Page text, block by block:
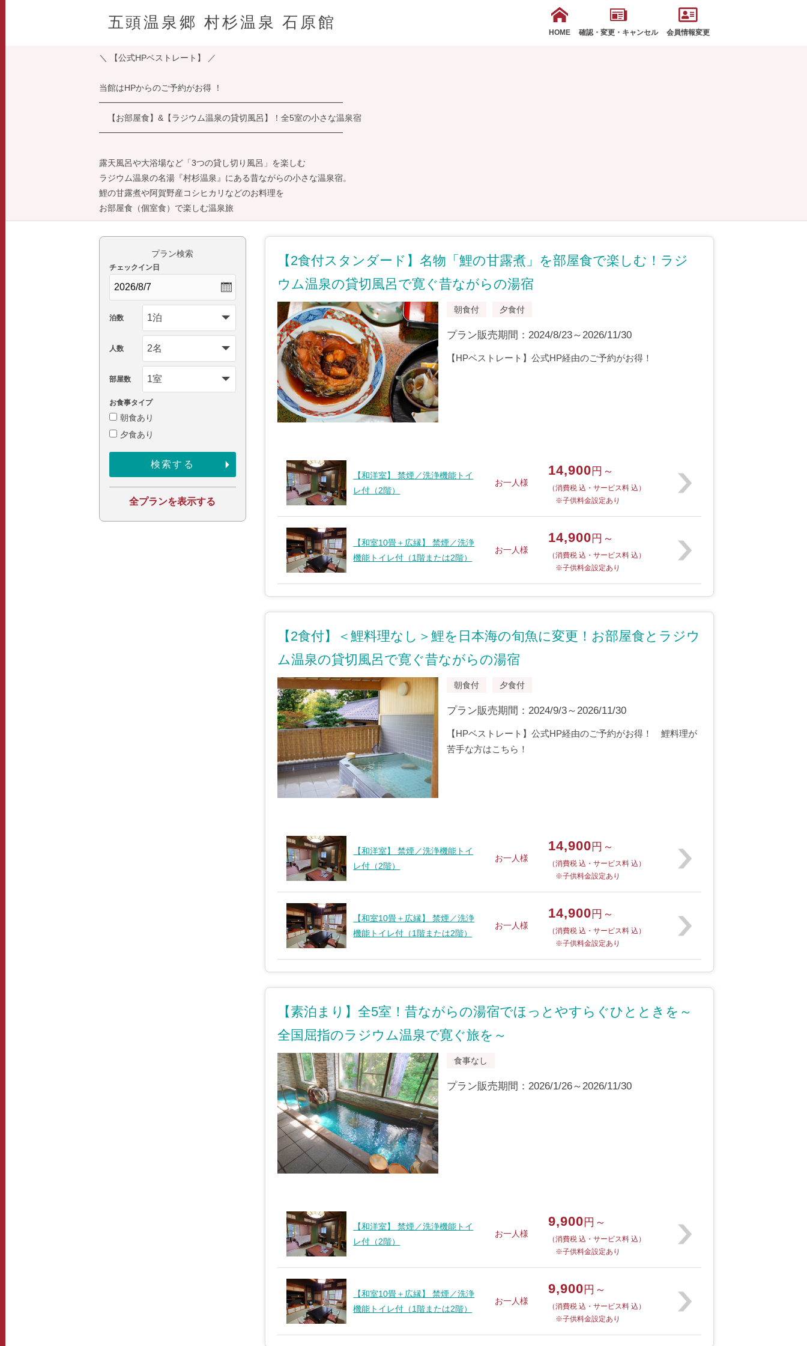
五頭温泉郷 村杉温泉 石原館
HOME 確認・変更・キャンセル 会員情報変更
＼ 【公式HPベストレート】 ／
当館はHPからのご予約がお得 ！
━━━━━━━━━━━━━━━━━━━━━━━━━━━━━
【お部屋食】&【ラジウム温泉の貸切風呂】！全5室の小さな温泉宿
━━━━━━━━━━━━━━━━━━━━━━━━━━━━━
露天風呂や大浴場など「3つの貸し切り風呂」を楽しむ
ラジウム温泉の名湯『村杉温泉』にある昔ながらの小さな温泉宿。
鯉の甘露煮や阿賀野産コシヒカリなどのお料理を
お部屋食（個室食）で楽しむ温泉旅
プラン検索
チェックイン日
泊数
人数
部屋数
お食事タイプ
朝食あり
夕食あり
全プランを表示する
【2食付スタンダード】名物「鯉の甘露煮」を部屋食で楽しむ！ラジ
ウム温泉の貸切風呂で寛ぐ昔ながらの湯宿
朝食付 夕食付
プラン販売期間：2024/8/23～2026/11/30
【HPベストレート】公式HP経由のご予約がお得！
【和洋室】 禁煙／洗浄機能トイ
レ付（2階）
お一人様
14,900 円～
（消費税 込・サービス料 込）
※子供料金設定あり
【和室10畳＋広縁】 禁煙／洗浄
機能トイレ付（1階または2階）
お一人様
14,900 円～
（消費税 込・サービス料 込）
※子供料金設定あり
【2食付】＜鯉料理なし＞鯉を日本海の旬魚に変更！お部屋食とラジウ
ム温泉の貸切風呂で寛ぐ昔ながらの湯宿
朝食付 夕食付
プラン販売期間：2024/9/3～2026/11/30
【HPベストレート】公式HP経由のご予約がお得！ 鯉料理が
苦手な方はこちら！
【和洋室】 禁煙／洗浄機能トイ
レ付（2階）
お一人様
14,900 円～
（消費税 込・サービス料 込）
※子供料金設定あり
【和室10畳＋広縁】 禁煙／洗浄
機能トイレ付（1階または2階）
お一人様
14,900 円～
（消費税 込・サービス料 込）
※子供料金設定あり
【素泊まり】全5室！昔ながらの湯宿でほっとやすらぐひとときを～
全国屈指のラジウム温泉で寛ぐ旅を～
食事なし
プラン販売期間：2026/1/26～2026/11/30
【和洋室】 禁煙／洗浄機能トイ
レ付（2階）
お一人様
9,900 円～
（消費税 込・サービス料 込）
※子供料金設定あり
【和室10畳＋広縁】 禁煙／洗浄
機能トイレ付（1階または2階）
お一人様
9,900 円～
（消費税 込・サービス料 込）
※子供料金設定あり